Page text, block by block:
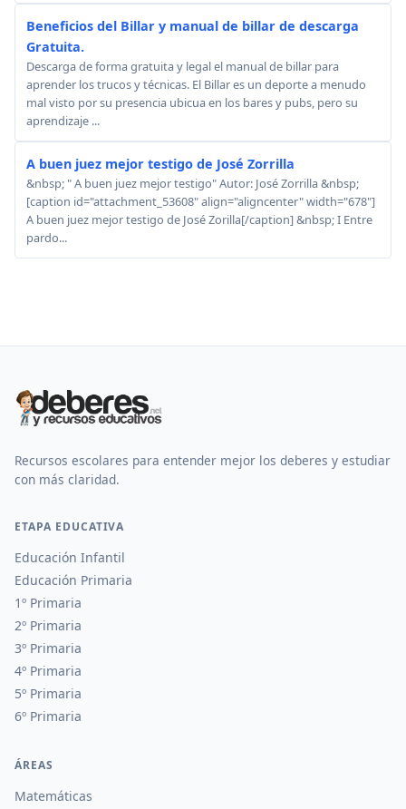
Beneficios del Billar y manual de billar de descarga
Gratuita.
Descarga de forma gratuita y legal el manual de billar para
aprender los trucos y técnicas. El Billar es un deporte a menudo
mal visto por su presencia ubicua en los bares y pubs, pero su
aprendizaje ...
A buen juez mejor testigo de José Zorrilla
&nbsp; " A buen juez mejor testigo" Autor: José Zorrilla &nbsp;
[caption id="attachment_53608" align="aligncenter" width="678"]
A buen juez mejor testigo de José Zorilla[/caption] &nbsp; I Entre
pardo...
Recursos escolares para entender mejor los deberes y estudiar
con más claridad.
ETAPA EDUCATIVA
Educación Infantil
Educación Primaria
1º Primaria
2º Primaria
3º Primaria
4º Primaria
5º Primaria
6º Primaria
ÁREAS
Matemáticas